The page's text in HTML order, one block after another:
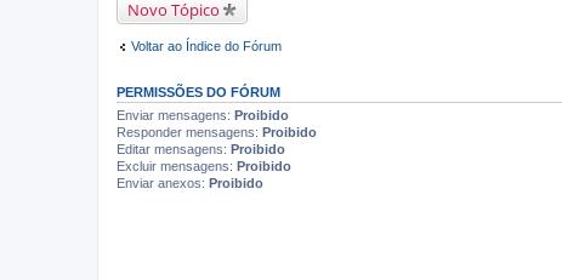
(
s
)
Novo Tópico
Voltar ao Índice do Fórum
PERMISSÕES DO FÓRUM
Enviar mensagens: Proibido
Responder mensagens: Proibido
Editar mensagens: Proibido
Excluir mensagens: Proibido
Enviar anexos: Proibido